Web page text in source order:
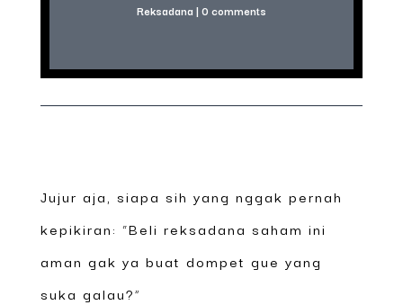
Reksadana | 0 comments
Jujur aja, siapa sih yang nggak pernah
kepikiran: “Beli reksadana saham ini
aman gak ya buat dompet gue yang
suka galau?”